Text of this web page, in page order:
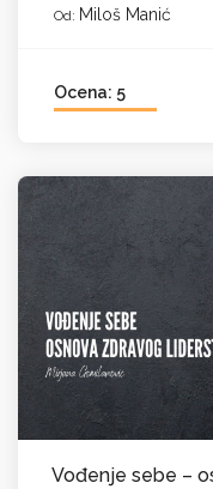
Od: Miloš Manić
Ocena: 5
Vođenje sebe –